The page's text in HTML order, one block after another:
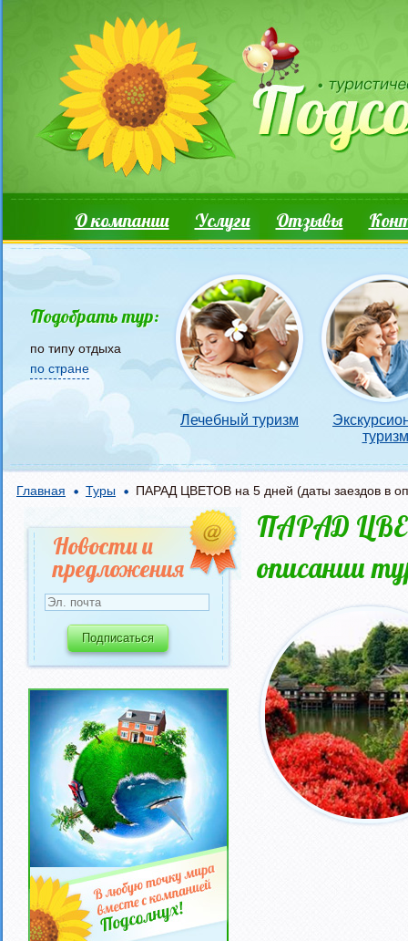
Основные ссылки
О компании Услуги Отзывы
Подобрать тур:
по типу отдыха
по стране
Лечебный туризм
туризм
Главная Туры ПАРАД ЦВЕТОВ на 5 дней (даты заездов в
ПАРАД
описании
Новости и
предложения